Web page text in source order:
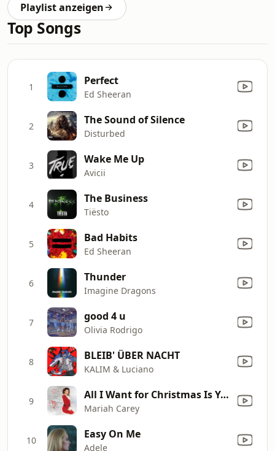
Playlist anzeigen
Top Songs
1 Perfect
Ed Sheeran
2 The Sound of Silence
Disturbed
3 Wake Me Up
Avicii
4 The Business
Tiësto
5 Bad Habits
Ed Sheeran
6 Thunder
Imagine Dragons
7 good 4 u
Olivia Rodrigo
8 BLEIB' ÜBER NACHT
KALIM & Luciano
9 All I Want for Christmas Is You
Mariah Carey
10 Easy On Me
Adele